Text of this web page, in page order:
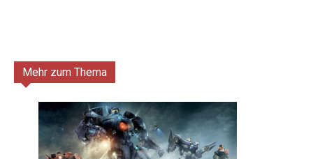
Mehr zum Thema